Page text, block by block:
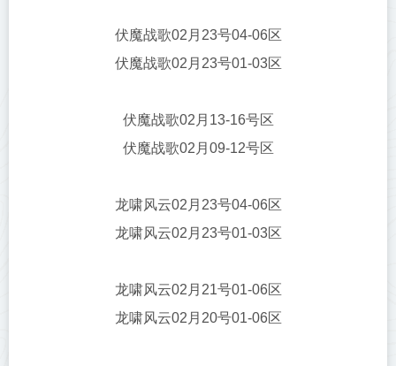
伏魔战歌02月23号04-06区
伏魔战歌02月23号01-03区
伏魔战歌02月13-16号区
伏魔战歌02月09-12号区
龙啸风云02月23号04-06区
龙啸风云02月23号01-03区
龙啸风云02月21号01-06区
龙啸风云02月20号01-06区